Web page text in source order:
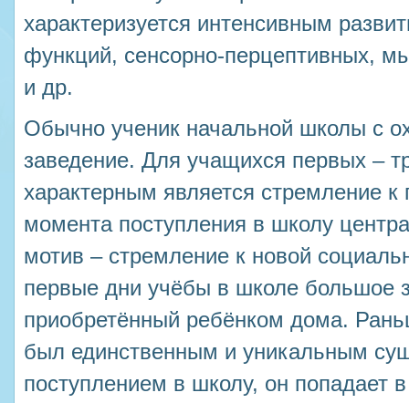
характеризуется интенсивным
функций, сенсорно-перцептивных,
и др.
Обычно ученик начальной школы с
заведение. Для учащихся первых –
характерным является стремление
момента поступления в школу
мотив – стремление к новой
первые дни учёбы в школе большое
приобретённый ребёнком дома.
был единственным и уникальным
поступлением в школу, он попадает в